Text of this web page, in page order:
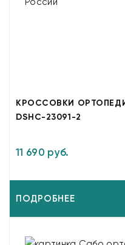
КРОССОВКИ
DSHC-23091-2
11 690 руб.
ПОДРОБНЕЕ